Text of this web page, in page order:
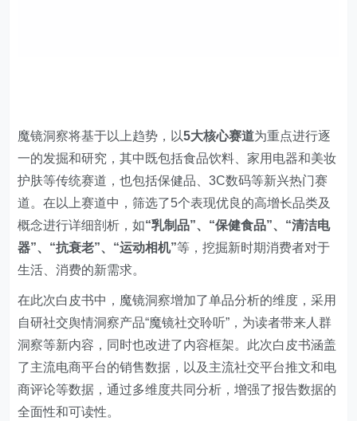
魔镜洞察将基于以上趋势，以5大核心赛道为重点进行逐
一的发掘和研究，其中既包括食品饮料、家用电器和美妆
护肤等传统赛道，也包括保健品、3C数码等新兴热门赛
道。在以上赛道中，筛选了5个表现优良的高增长品类及
概念进行详细剖析，如“乳制品”、“保健食品”、“清洁电
器”、“抗衰老”、“运动相机”等，挖掘新时期消费者对于
生活、消费的新需求。
在此次白皮书中，魔镜洞察增加了单品分析的维度，采用
自研社交舆情洞察产品“魔镜社交聆听”，为读者带来人群
洞察等新内容，同时也改进了内容框架。此次白皮书涵盖
了主流电商平台的销售数据，以及主流社交平台推文和电
商评论等数据，通过多维度共同分析，增强了报告数据的
全面性和可读性。